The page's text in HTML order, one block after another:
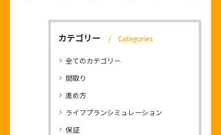
カテゴリー Categories
全てのカテゴリー
間取り
進め方
ライフプランシミュレーション
保証